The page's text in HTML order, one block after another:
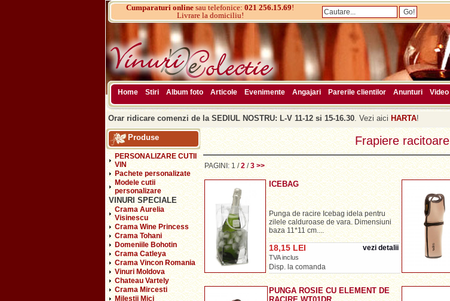
Cumparaturi online sau telefonice: 021 256.15.69!
Livrare la domiciliu!
Home Stiri Album foto Articole Evenimente Angajari Parerile clientilor Anunturi Video
Orar ridicare comenzi de la SEDIUL NOSTRU: L-V 11-12 si 15-16.30. Vezi aici HARTA!
Produse
PERSONALIZARE CUTII
VIN
Pachete personalizate
Modele cutii
personalizare
VINURI SPECIALE
Crama Aurelia
Visinescu
Crama Wine Princess
Crama Tohani
Domeniile Bohotin
Crama Catleya
Crama Vincon Romania
Vinuri Moldova
Chateau Vartely
Crama Mircesti
Milestii Mici
Frapiere racitoare
PAGINI:1/2/3 >>
ICEBAG
Punga de racire Icebag idela pentru
zilele calduroase de vara. Dimensiuni
baza 11*11 cm....
18,15 LEI
TVA inclus
Disp. la comanda
vezi detalii
PUNGA ROSIE CU ELEMENT DE